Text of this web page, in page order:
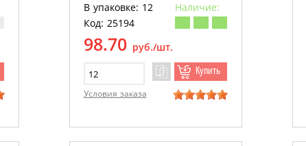
В упаковке: 12
Наличие:
Код: 25194
98.70 руб./шт.
Купить
Условия заказа